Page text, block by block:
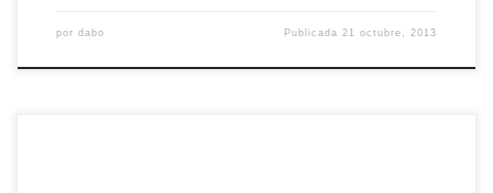
por dabo Publicada21 octubre, 2013